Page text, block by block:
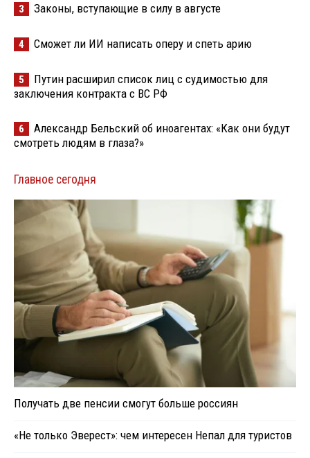
3 Законы, вступающие в силу в августе
4 Сможет ли ИИ написать оперу и спеть арию
5
Путин расширил список лиц с судимостью для
заключения контракта с ВС РФ
6
Александр Бельский об иноагентах: «Как они будут
смотреть людям в глаза?»
Главное сегодня
Получать две пенсии смогут больше россиян
«Не только Эверест»: чем интересен Непал для туристов